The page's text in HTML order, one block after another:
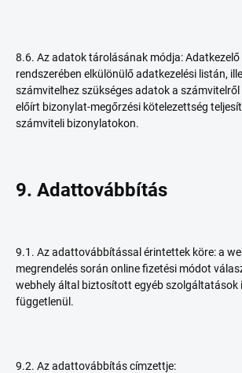
8.6. Az adatok tárolásának módja:
rendszerében elkülönülő adatkezelési listán,
számvitelhez szükséges adatok a számvitelről
előírt bizonylat-megőrzési kötelezettség
számviteli bizonylatokon.
9. Adattovábbítás
9.1. Az adattovábbítással érintettek köre: a
megrendelés során online fizetési módot
webhely által biztosított egyéb szolgáltatások
függetlenül.
9.2. Az adattovábbítás címzettje: